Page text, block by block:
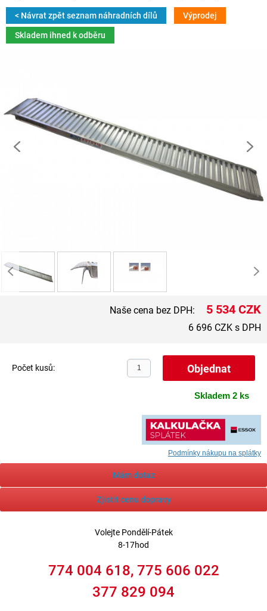
< Návrat zpět seznam náhradních dílů
Výprodej
Skladem ihned k odběru
Naše cena bez DPH: 5 534 CZK
6 696 CZK s DPH
Počet kusů:
Skladem 2 ks
Podmínky nákupu na splátky
Mám dotaz
Zjistit cenu dopravy
VolejtePondělí-Pátek
8-17hod
774 004 618, 775 606 022
377 829 094